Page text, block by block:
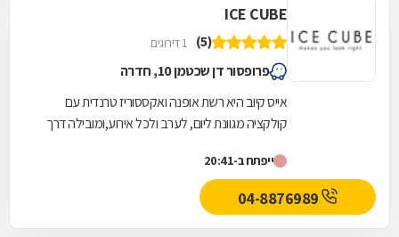
ICE CUBE
(5) 1 דירוגים
פרופסור דן שכטמן 10, חדרה
אייס קיוב היא רשת אופנה ואקססוריז טרנדית עם
קולקציה מגוונת ליום, לערב ולכל אירוע,ומובילה דרך
ייפתח ב-20:41
04-8876989